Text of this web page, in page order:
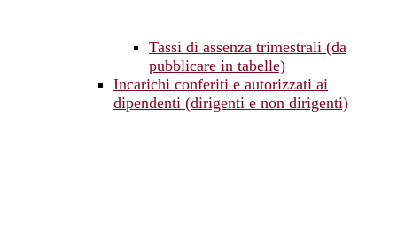
Tassi di assenza trimestrali (da
pubblicare in tabelle)
Incarichi conferiti e autorizzati ai
dipendenti (dirigenti e non dirigenti)